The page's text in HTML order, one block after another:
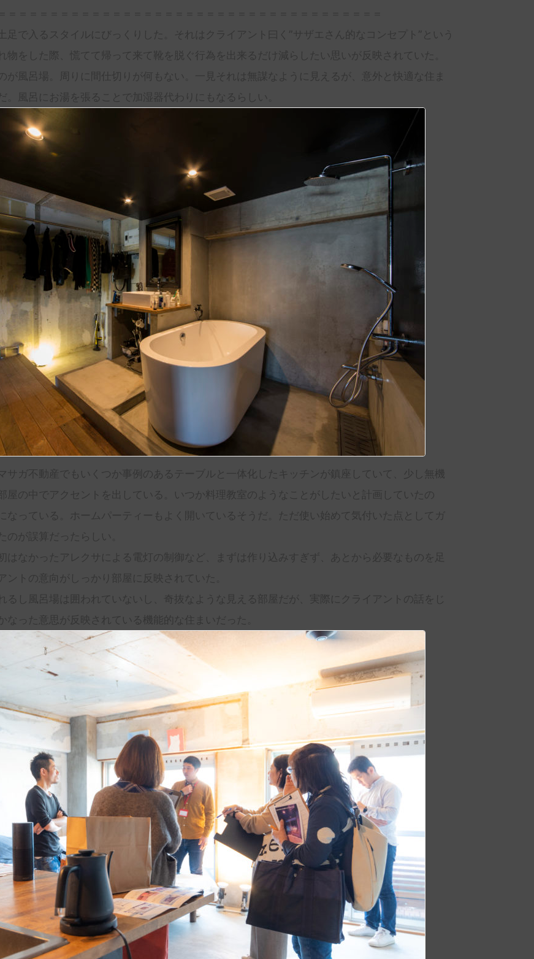
足で入るスタイルにびっくりした。それはクライアント曰く”サザエさん的なコンセプト”という
物をした際、慌てて帰って来て靴を脱ぐ行為を出来るだけ減らしたい思いが反映されていた。
が風呂場。周りに間仕切りが何もない。一見それは無謀なように見えるが、意外と快適な住ま
。風呂にお湯を張ることで加湿器代わりにもなるらしい。
サガ不動産でもいくつか事例のあるテーブルと一体化したキッチンが鎮座していて、少し無機
屋の中でアクセントを出している。いつか料理教室のようなことがしたいと計画していたの
なっている。ホームパーティーもよく開いているそうだ。ただ使い始めて気付いた点としてガ
のが誤算だったらしい。
はなかったアレクサによる電灯の制御など、まずは作り込みすぎず、あとから必要なものを足
ントの意向がしっかり部屋に反映されていた。
るし風呂場は囲われていないし、奇抜なような見える部屋だが、実際にクライアントの話をじ
なった意思が反映されている機能的な住まいだった。